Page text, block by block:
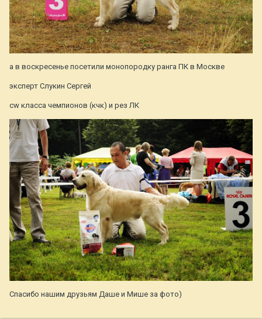
а в воскресенье посетили монопородку ранга ПК в Москве
эксперт Слукин Сергей
cw класса чемпионов (кчк) и рез ЛК
Спасибо нашим друзьям Даше и Мише за фото)